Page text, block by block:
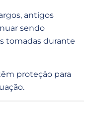
antigos
sendo
tomadas durante
proteção para